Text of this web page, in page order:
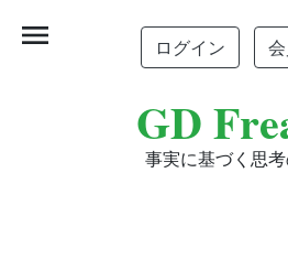
ログイン
GD
事実に基づく思
menu